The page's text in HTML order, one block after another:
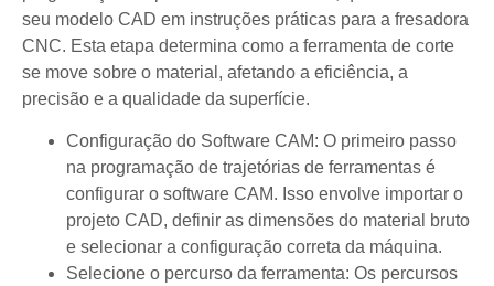
seu modelo CAD em instruções práticas para a fresadora
CNC. Esta etapa determina como a ferramenta de corte
se move sobre o material, afetando a eficiência, a
precisão e a qualidade da superfície.
Configuração do Software CAM: O primeiro passo
na programação de trajetórias de ferramentas é
configurar o software CAM. Isso envolve importar o
projeto CAD, definir as dimensões do material bruto
e selecionar a configuração correta da máquina.
Selecione o percurso da ferramenta: Os percursos